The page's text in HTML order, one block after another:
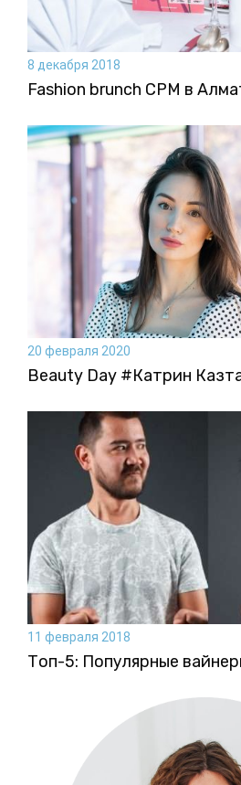
8 декабря 2018
Fashion brunch CPM в
20 февраля 2020
Beauty Day #Катрин
11 февраля 2018
Топ-5: Популярные